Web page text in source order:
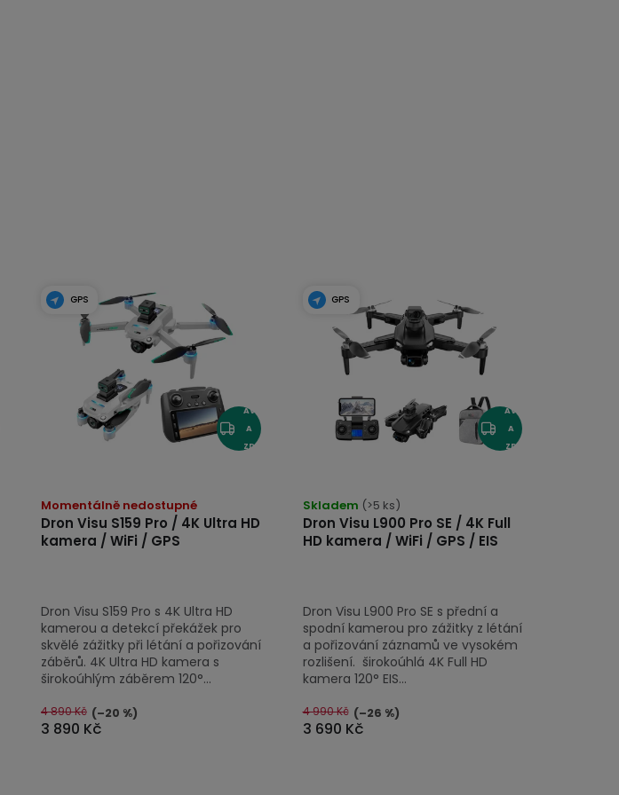
GPS
AV
A
ZD
Dron Visu S159 Pro / 4K Ultra HD
kamera / WiFi / GPS
Momentálně nedostupné
3 890 Kč
4 890 Kč (–20 %)
Dron Visu S159 Pro s 4K Ultra HD
kamerou a detekcí překážek pro
skvělé zážitky při létání a pořizování
záběrů. 4K Ultra HD kamera s
širokoúhlým záběrem 120°...
GPS
AV
A
ZD
Dron Visu L900 Pro SE / 4K Full
HD kamera / WiFi / GPS / EIS
hodnocení
produktu
je
5
hvězdiček.
Skladem (>5 ks)
3 690 Kč
4 990 Kč (–26 %)
Dron Visu L900 Pro SE s přední a
spodní kamerou pro zážitky z létání
a pořizování záznamů ve vysokém
rozlišení. širokoúhlá 4K Full HD
kamera 120° EIS...